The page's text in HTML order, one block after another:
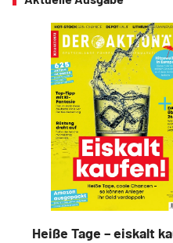
Heiße Tage – eiskalt